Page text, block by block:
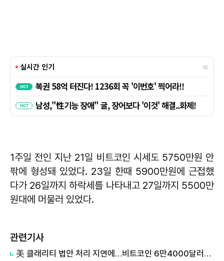
1주일 전인 지난 21일 비트코인 시세도 5750만원 안
팎에 형성돼 있었다. 23일 한때 5900만원에 근접했
다가 26일까지 하락세를 나타내고 27일까지 5500만
원대에 머물러 있었다.
관련기사
美 클래리티 법안 처리 지연에…비트코인 6만4000달러대 횡보